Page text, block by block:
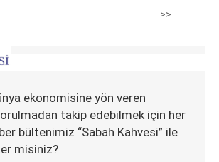
>>
ekonomisine yön veren
takip edebilmek için her
bültenimiz “Sabah Kahvesi” ile
misiniz?